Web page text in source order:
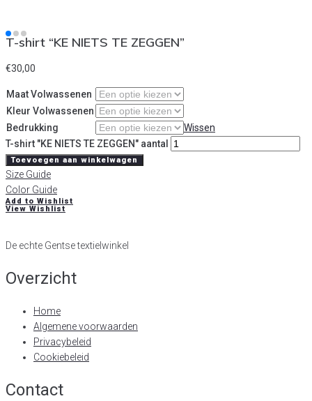
T-shirt “KE NIETS TE ZEGGEN”
€30,00
Maat Volwassenen
Kleur Volwassenen
Bedrukking
Wissen
T-shirt "KE NIETS TE ZEGGEN" aantal
Toevoegen aan winkelwagen
Size Guide
Color Guide
Add to Wishlist
View Wishlist
De echte Gentse textielwinkel
Overzicht
Home
Algemene voorwaarden
Privacybeleid
Cookiebeleid
Contact